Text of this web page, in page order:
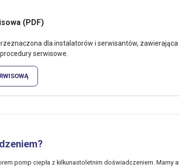
(PDF)
dla instalatorów i serwisantów, zawierająca
serwisowe.
pomp ciepła z kilkunastoletnim doświadczeniem. Mamy